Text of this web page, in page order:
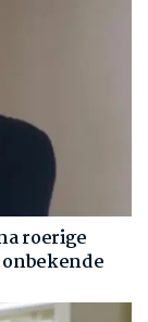
roerige